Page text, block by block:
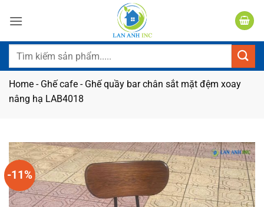
qua
dung
Tìm
Home - Ghế cafe - Ghế quầy bar chân sắt mặt đệm xoay
nâng hạ LAB4018
-11%